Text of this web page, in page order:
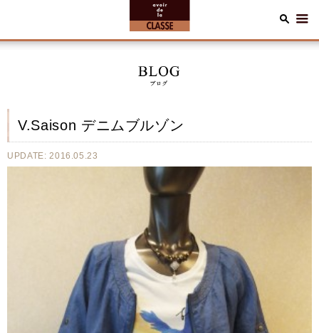
V.Saison デニムブルゾン
UPDATE: 2016.05.23